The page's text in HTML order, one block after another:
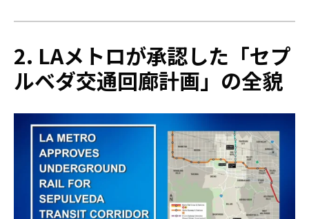
2. LAメトロが承認した「セプ
ルベダ交通回廊計画」の全貌